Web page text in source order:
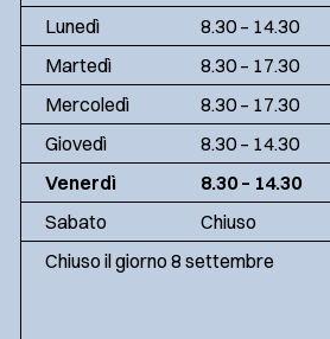
Lunedì
8.30 – 14.30
Martedì
8.30 – 17.30
Mercoledì
8.30 – 17.30
Giovedì
8.30 – 14.30
Venerdì
8.30 – 14.30
Sabato
Chiuso
Chiuso il giorno 8 settembre